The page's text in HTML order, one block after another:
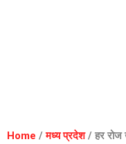
Home /मध्य प्रदेश/ हर रोज